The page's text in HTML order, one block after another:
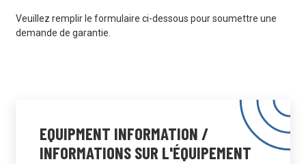
Veuillez remplir le formulaire ci-dessous pour soumettre une
demande de garantie.
EQUIPMENT INFORMATION /
INFORMATIONS SUR L'ÉQUIPEMENT